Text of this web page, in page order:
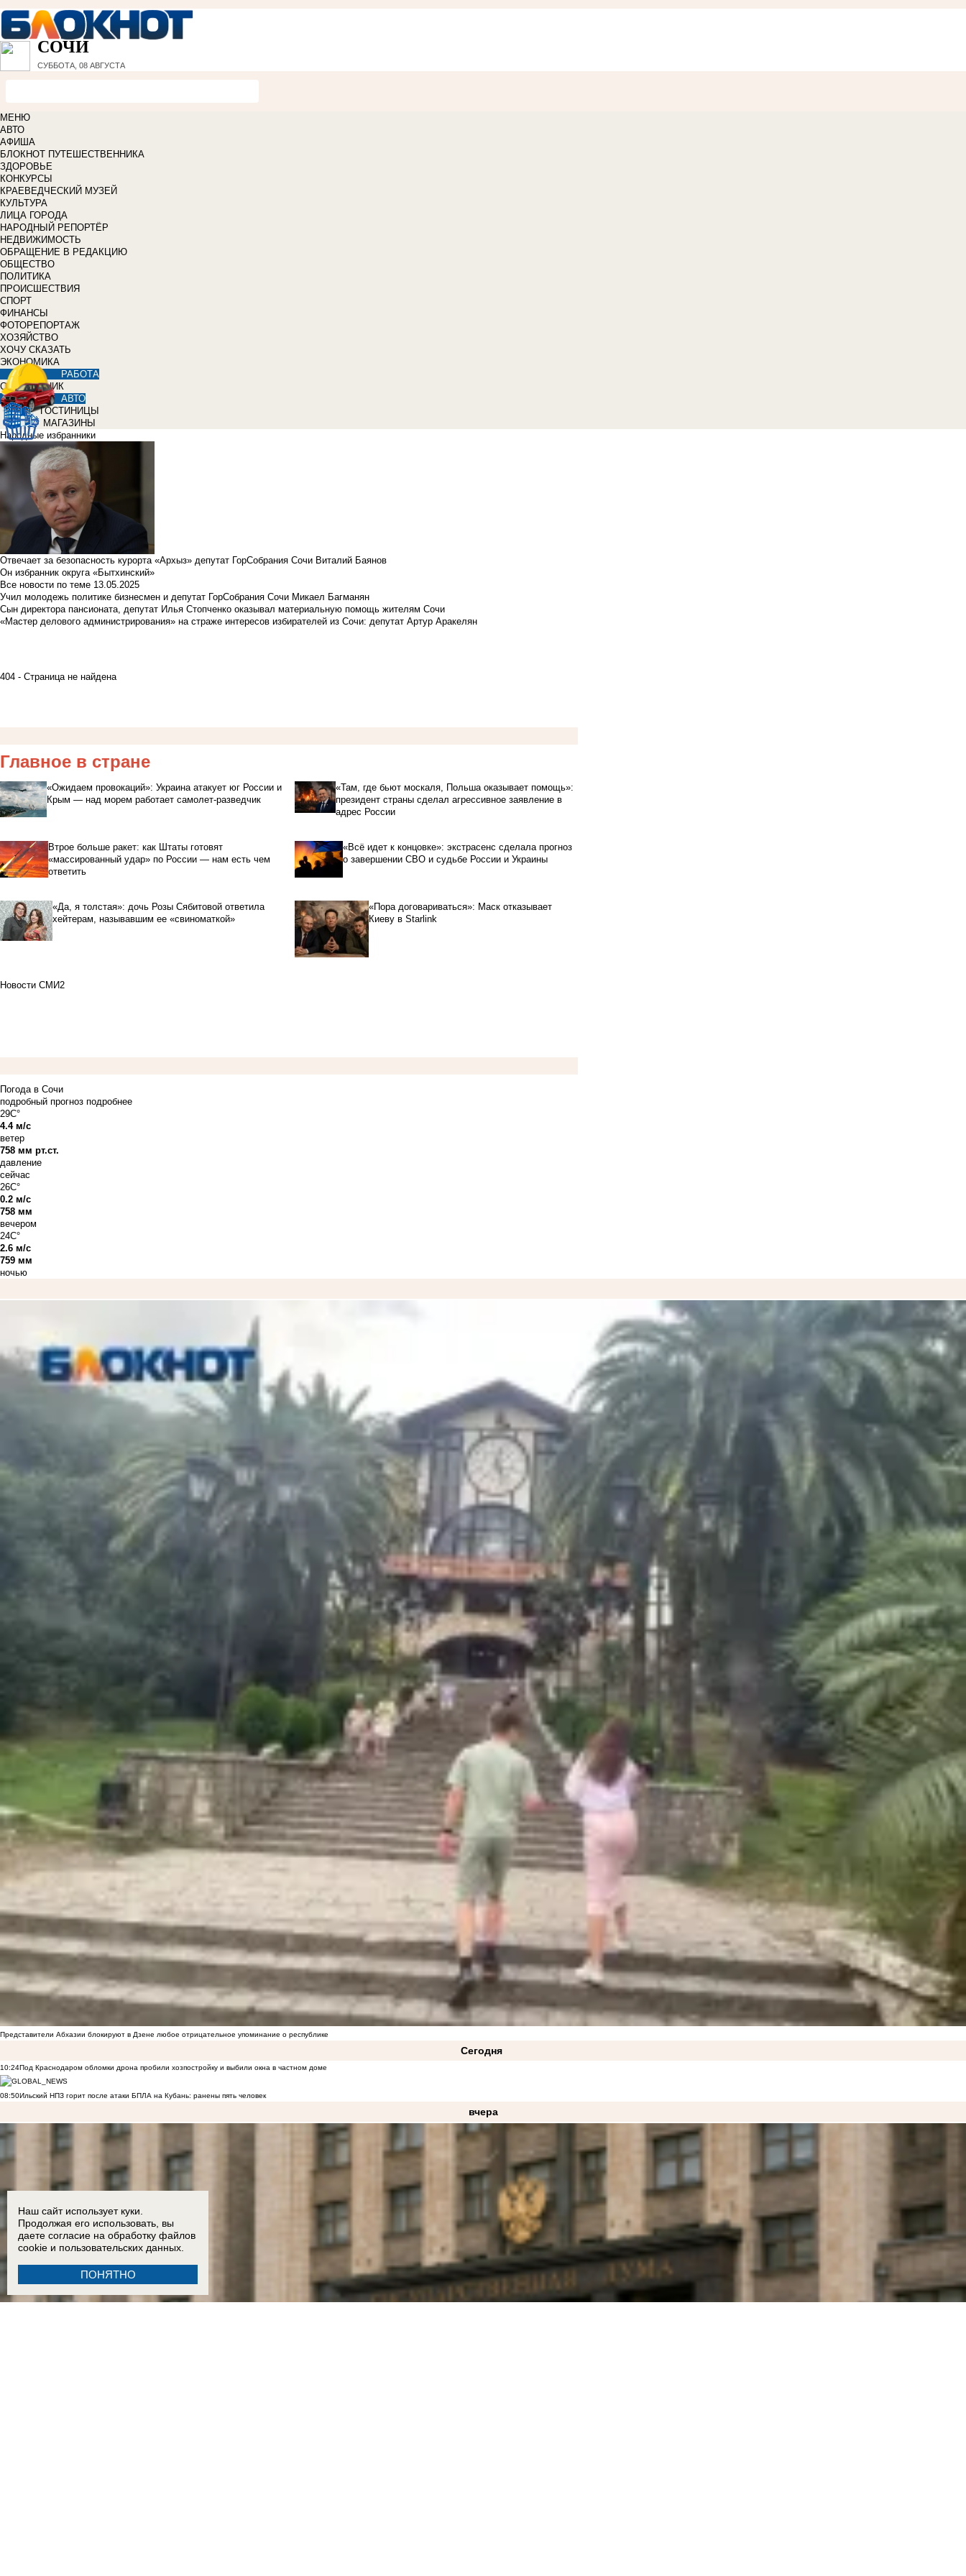
СОЧИ
СУББОТА, 08 АВГУСТА
МЕНЮ
АВТО
АФИША
БЛОКНОТ ПУТЕШЕСТВЕННИКА
ЗДОРОВЬЕ
КОНКУРСЫ
КРАЕВЕДЧЕСКИЙ МУЗЕЙ
КУЛЬТУРА
ЛИЦА ГОРОДА
НАРОДНЫЙ РЕПОРТЁР
НЕДВИЖИМОСТЬ
ОБРАЩЕНИЕ В РЕДАКЦИЮ
ОБЩЕСТВО
ПОЛИТИКА
ПРОИСШЕСТВИЯ
СПОРТ
ФИНАНСЫ
ФОТОРЕПОРТАЖ
ХОЗЯЙСТВО
ХОЧУ СКАЗАТЬ
ЭКОНОМИКА
РАБОТА
СПРАВОЧНИК
АВТО
ГОСТИНИЦЫ
МАГАЗИНЫ
Народные избранники
Отвечает за безопасность курорта «Архыз» депутат ГорСобрания Сочи Виталий Баянов
Он избранник округа «Бытхинский»
Все новости по теме 13.05.2025
Учил молодежь политике бизнесмен и депутат ГорСобрания Сочи Микаел Багманян
Сын директора пансионата, депутат Илья Стопченко оказывал материальную помощь жителям Сочи
«Мастер делового администрирования» на страже интересов избирателей из Сочи: депутат Артур Аракелян
404 - Страница не найдена
Главное в стране
«Ожидаем провокаций»: Украина атакует юг России и
Крым — над морем работает самолет-разведчик
«Там, где бьют москаля, Польша оказывает помощь»:
президент страны сделал агрессивное заявление в
адрес России
Втрое больше ракет: как Штаты готовят
«массированный удар» по России — нам есть чем
ответить
«Всё идет к концовке»: экстрасенс сделала прогноз
о завершении СВО и судьбе России и Украины
«Да, я толстая»: дочь Розы Сябитовой ответила
хейтерам, называвшим ее «свиноматкой»
«Пора договариваться»: Маск отказывает
Киеву в Starlink
Новости СМИ2
Погода в Сочи
подробный прогноз подробнее
29C°
4.4 м/с
ветер
758 мм рт.ст.
давление
сейчас
26C°
0.2 м/с
758 мм
вечером
24C°
2.6 м/с
759 мм
ночью
Представители Абхазии блокируют в Дзене любое отрицательное упоминание о республике
Сегодня
10:24Под Краснодаром обломки дрона пробили хозпостройку и выбили окна в частном доме
08:50Ильский НПЗ горит после атаки БПЛА на Кубань: ранены пять человек
вчера
Наш сайт использует куки.
Продолжая его использовать, вы
даете согласие на обработку файлов
cookie и пользовательских данных.
ПОНЯТНО